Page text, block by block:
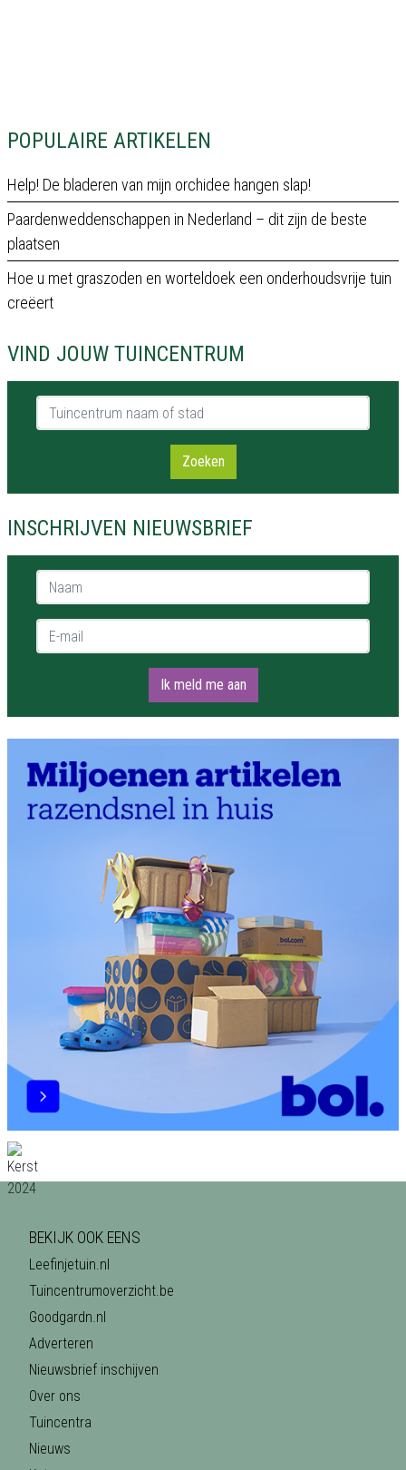
POPULAIRE ARTIKELEN
Help! De bladeren van mijn orchidee hangen slap!
Paardenweddenschappen in Nederland – dit zijn de beste
plaatsen
Hoe u met graszoden en worteldoek een onderhoudsvrije tuin
creëert
VIND JOUW TUINCENTRUM
Tuincentrum naam of stad
Zoeken
INSCHRIJVEN NIEUWSBRIEF
Naam *
E-mail *
Ik meld me aan
BEKIJK OOK EENS
Leefinjetuin.nl
Tuincentrumoverzicht.be
Goodgardn.nl
Adverteren
Nieuwsbrief inschijven
Over ons
Tuincentra
Nieuws